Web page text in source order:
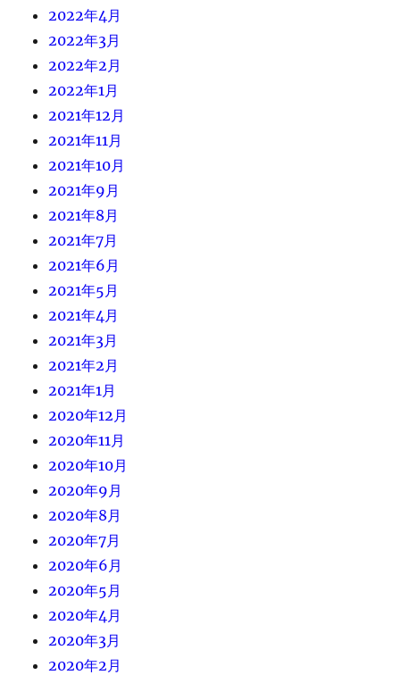
2022年4月
2022年3月
2022年2月
2022年1月
2021年12月
2021年11月
2021年10月
2021年9月
2021年8月
2021年7月
2021年6月
2021年5月
2021年4月
2021年3月
2021年2月
2021年1月
2020年12月
2020年11月
2020年10月
2020年9月
2020年8月
2020年7月
2020年6月
2020年5月
2020年4月
2020年3月
2020年2月